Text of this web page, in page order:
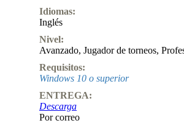
Idiomas:
Inglés
Nivel:
Avanzado, Jugador de torneos,
Requisitos:
Windows 10 o superior
ENTREGA:
Descarga
Por correo